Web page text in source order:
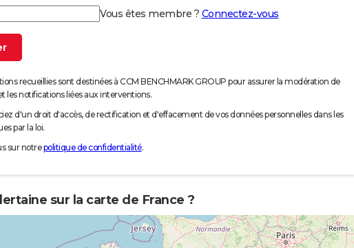
Vous êtes membre ? Connectez-vous
recueillies sont destinées à CCM BENCHMARK GROUP pour assurer la modération de
les notifications liées aux interventions.
d'un droit d'accès, de rectification et d'effacement de vos données personnelles dans les
par la loi.
sur notrepolitique de confidentialité.
sur la carte de France ?